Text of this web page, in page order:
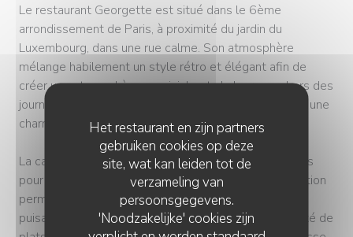
Het restaurant en zijn partners
gebruiken cookies op deze
site, wat kan leiden tot de
verzameling van
persoonsgegevens.
'Noodzakelijke' cookies zijn
Le restaurant Georgette est situé dans le 6ème
arrondissement de Paris, à proximité du jardin du
Luxembourg, dans une rue calme. Son atmosphère
mélange habilement un style rétro et élégant afin de
créer une atmosphère conviviale et chaleureuse. Lors des
journées ensoleillées, le restaurant met à disposition une
charmante terrasse entourée d'un jardin végétal.
La carte évolue constamment en fonction des saisons
pour mettre en avant les produits frais. Cette adaptation
permanente permet de proposer une cuisine créative
puisant dans les trésors du terroir français. Une variété de